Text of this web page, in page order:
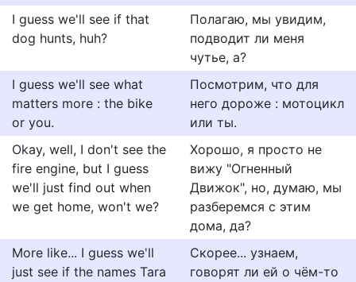
I guess we'll see if that
dog hunts, huh?
Полагаю, мы увидим,
подводит ли меня
чутье, а?
I guess we'll see what
matters more : the bike
or you.
Посмотрим, что для
него дороже : мотоцикл
или ты.
Okay, well, I don't see the
fire engine, but I guess
we'll just find out when
we get home, won't we?
Хорошо, я просто не
вижу "Огненный
Движок", но, думаю, мы
разберемся с этим
дома, да?
More like... I guess we'll
just see if the names Tara
Скорее... узнаем,
говорят ли ей о чём-то